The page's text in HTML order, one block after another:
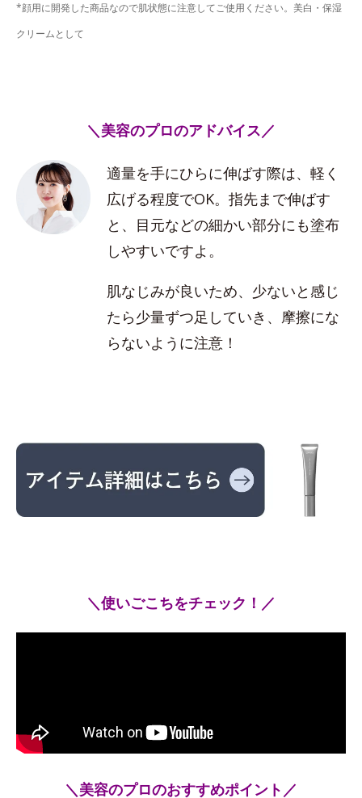
*顔用に開発した商品なので肌状態に注意してご使用ください。美白・保湿
クリームとして
＼美容のプロのアドバイス／
適量を手にひらに伸ばす際は、軽く
広げる程度でOK。指先まで伸ばす
と、目元などの細かい部分にも塗布
しやすいですよ。
肌なじみが良いため、少ないと感じ
たら少量ずつ足していき、摩擦にな
らないように注意！
＼使いごこちをチェック！／
＼美容のプロのおすすめポイント／